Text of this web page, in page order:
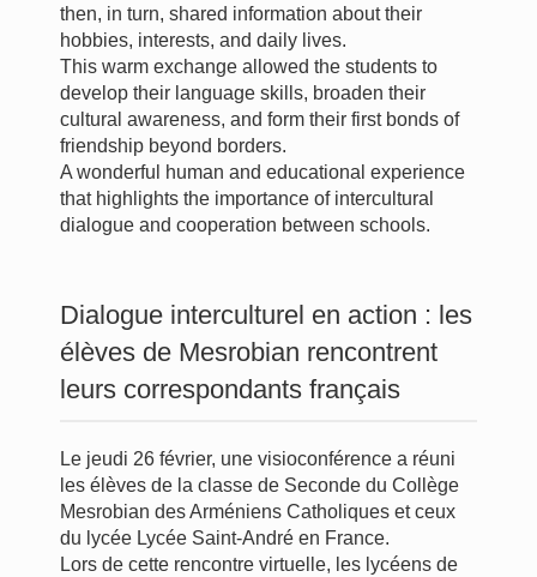
then, in turn, shared information about their
hobbies, interests, and daily lives.
This warm exchange allowed the students to
develop their language skills, broaden their
cultural awareness, and form their first bonds of
friendship beyond borders.
A wonderful human and educational experience
that highlights the importance of intercultural
dialogue and cooperation between schools.
Dialogue interculturel en action : les
élèves de Mesrobian rencontrent
leurs correspondants français
Le jeudi 26 février, une visioconférence a réuni
les élèves de la classe de Seconde du Collège
Mesrobian des Arméniens Catholiques et ceux
du lycée Lycée Saint-André en France.
Lors de cette rencontre virtuelle, les lycéens de